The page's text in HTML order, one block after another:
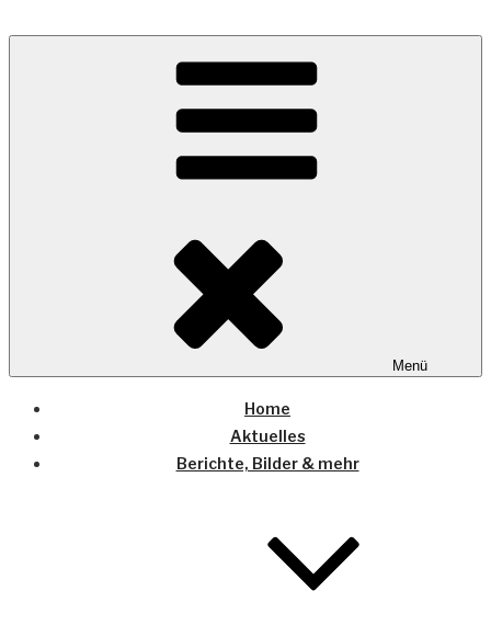
COUNTRYHOME
Wo die (Country-) Musik Zuhause ist
Menü
Home
Aktuelles
Berichte, Bilder & mehr